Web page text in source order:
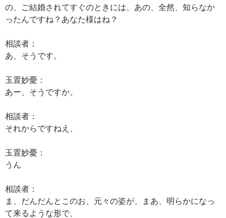
の、ご結婚されてすぐのときには、あの、全然、知らなか
ったんですね？あなた様はね？
相談者：
あ、そうです。
玉置妙憂：
あー、そうですか。
相談者：
それからですねえ、
玉置妙憂：
うん
相談者：
ま、だんだんとこのお、元々の姿が、まあ、明らかになっ
て来るような形で、